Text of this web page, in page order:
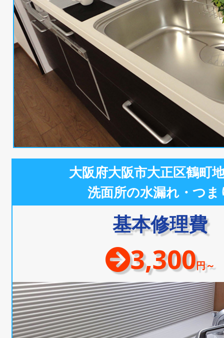
大阪府大阪市大正区鶴町
洗面所の水漏れ・つま
基本修理費
3,300円～